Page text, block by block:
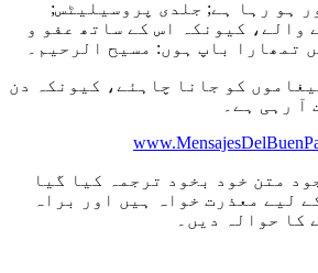
ہو رہا ہے; جلدی پروسیلیٹس;
والے، کیونکہ اس کے ساتھ عفو و
تمھارا باپ ہوں: مسیح الرحیم۔
کو جانا چاہئے، کیونکہ دن
آ رہی ہے۔
متن خود بخود ترجمہ کیا گیا
لیے معذرت خواہ ہیں اور براہ
کا حوالہ دیں۔